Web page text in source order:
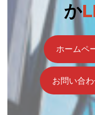
か
ホームペ
お問い合